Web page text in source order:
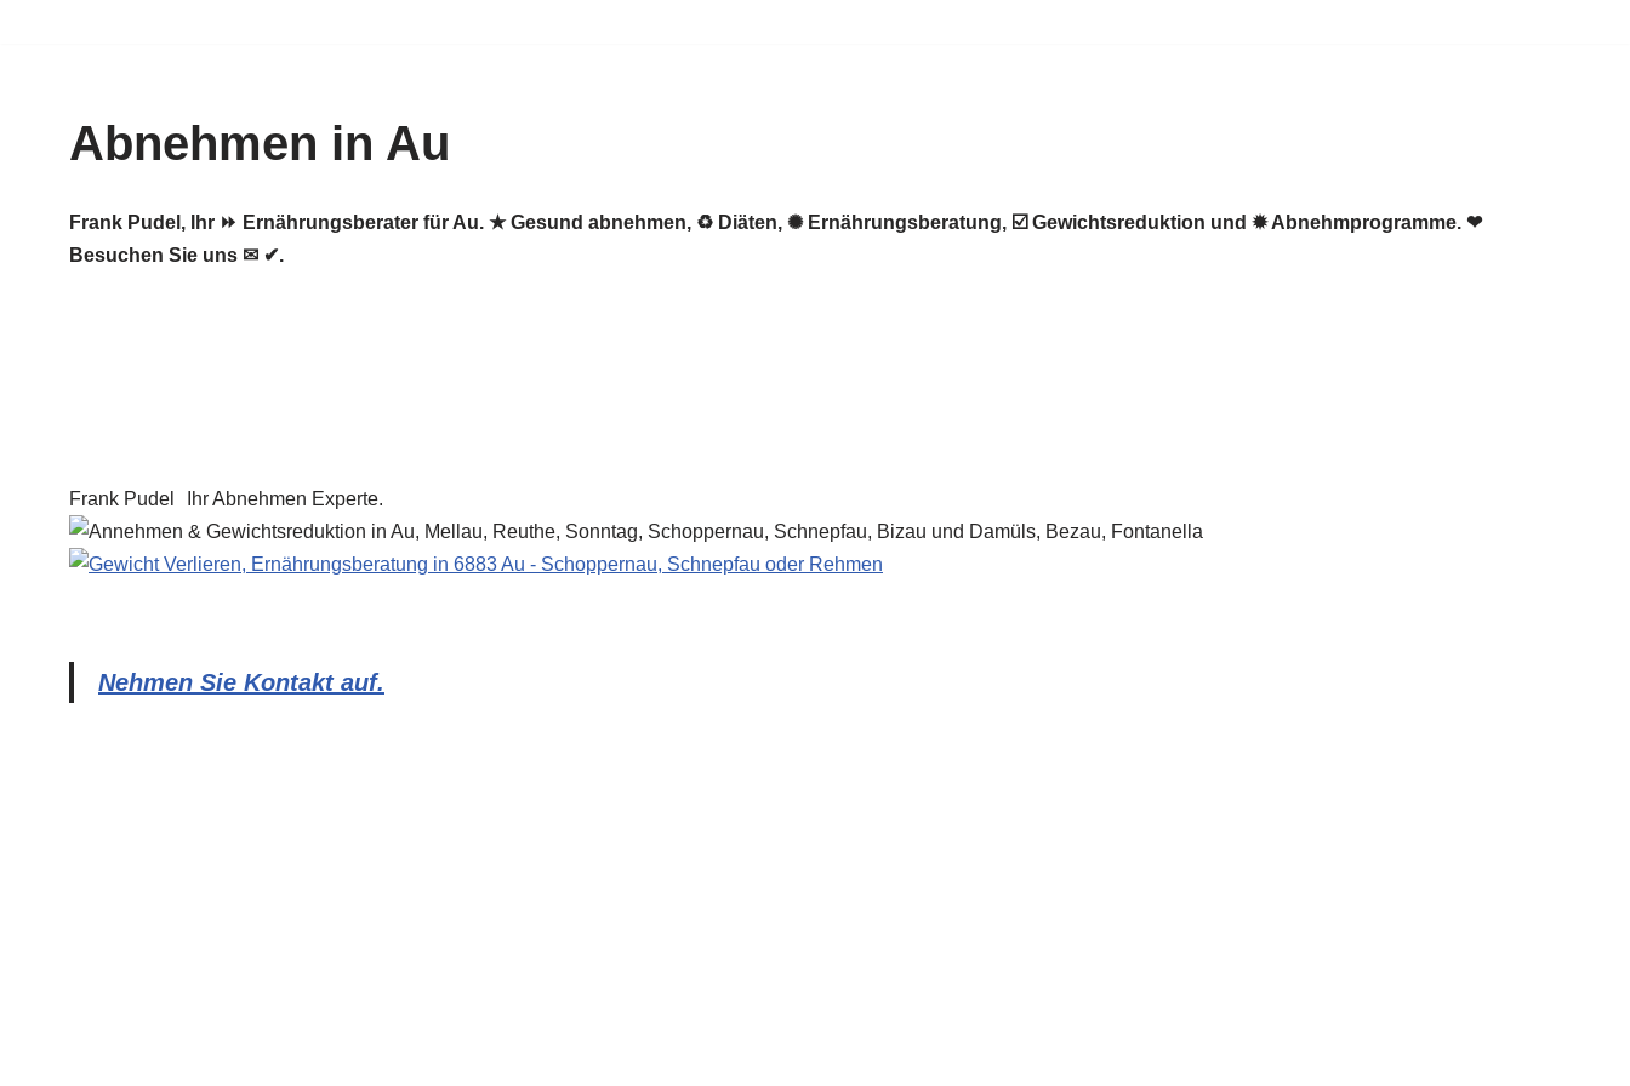
springenAbnehmen in Au
Frank Pudel, Ihr ⏩ Ernährungsberater für Au. ★ Gesund abnehmen, ♻ Diäten, ✺ Ernährungsberatung, ☑️ Gewichtsreduktion und ✹ Abnehmprogramme. ❤
Besuchen Sie uns ✉ ✔.
Frank Pudel Ihr Abnehmen Experte.
Nehmen Sie Kontakt auf.